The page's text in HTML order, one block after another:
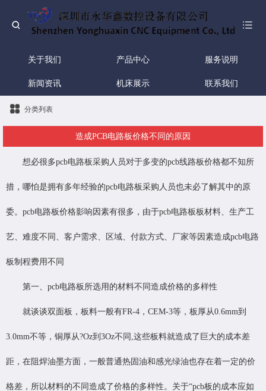
关于我们 产品中心 服务说明
新闻资讯 机床展示 联系我们
分类列表
造成PCB电路板价格不同的原因
想必很多pcb电路板采购人员对于多变的pcb线路板价格都不知所
措，哪怕是拥有多年经验的pcb电路板采购人员也未必了解其中的原
委。pcb电路板价格影响因素有很多，由于pcb电路板板材料、生产工
艺、难度不同、客户需求、区域、付款方式、厂家等因素造成pcb电路
板制程费用不同
第一、pcb电路板所选用的材料不同造成价格的多样性
就谈谈双面板，板料一般有FR-4，CEM-3等，板厚从0.6mm到
3.0mm不等，铜厚从?Oz到3Oz不同,这些板料就造成了巨大的成本差
距，在阻焊油墨方面，一般普通热固油和感光绿油也存在着一定的价
格差，所以材料的不同造成了价格的多样性。关于“pcb板的成本应如